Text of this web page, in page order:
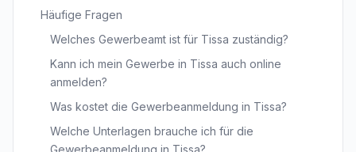
Häufige Fragen
Welches Gewerbeamt ist für Tissa zuständig?
Kann ich mein Gewerbe in Tissa auch online
anmelden?
Was kostet die Gewerbeanmeldung in Tissa?
Welche Unterlagen brauche ich für die
Gewerbeanmeldung in Tissa?